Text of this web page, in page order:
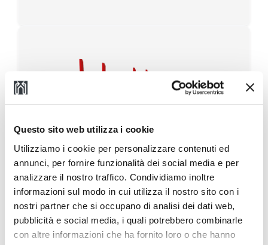
Questo sito web utilizza i cookie
Utilizziamo i cookie per personalizzare contenuti ed
annunci, per fornire funzionalità dei social media e per
analizzare il nostro traffico. Condividiamo inoltre
informazioni sul modo in cui utilizza il nostro sito con i
nostri partner che si occupano di analisi dei dati web,
pubblicità e social media, i quali potrebbero combinarle
con altre informazioni che ha fornito loro o che hanno
917.T4 Doble Posicionador de